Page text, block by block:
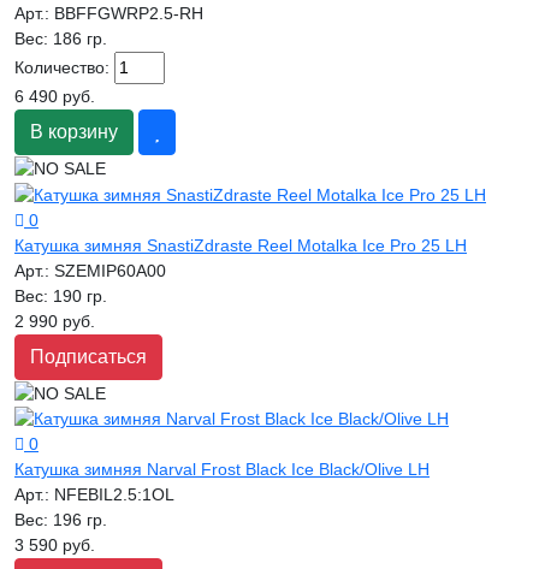
Арт.: BBFFGWRP2.5-RH
Вес: 186 гр.
Количество:
6 490 руб.
В корзину
0
Катушка зимняя SnastiZdraste Reel Motalka Ice Pro 25 LH
Арт.: SZEMIP60A00
Вес: 190 гр.
2 990 руб.
Подписаться
0
Катушка зимняя Narval Frost Black Ice Black/Olive LH
Арт.: NFEBIL2.5:1OL
Вес: 196 гр.
3 590 руб.